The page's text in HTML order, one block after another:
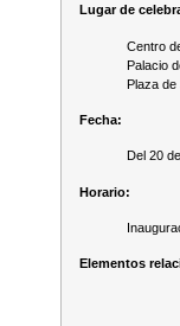
Lugar de
Centro
Palacio
Plaza de
Fecha:
Del 20
Horario:
Elementos